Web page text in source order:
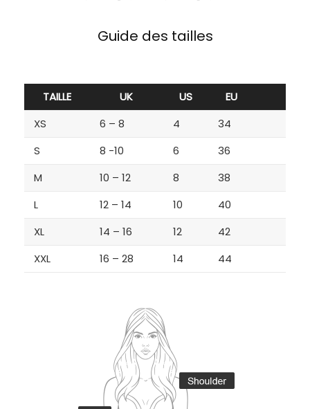
Guide des tailles
TAILLE UK US
EU
XS
6 – 8 4
34
S
8 -10 6
36
M
10 – 12 8
38
L
12 – 14 10
40
XL
14 – 16 12
42
XXL
16 – 28 14 44